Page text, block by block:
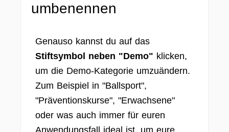
umbenennen
Genauso kannst du auf das
Stiftsymbol neben "Demo" klicken,
um die Demo-Kategorie umzuändern.
Zum Beispiel in "Ballsport",
"Präventionskurse", "Erwachsene"
oder was auch immer für euren
Anwendungsfall ideal ist, um eure